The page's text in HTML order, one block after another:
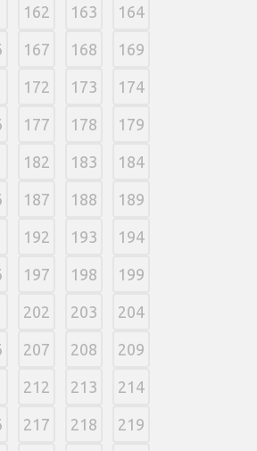
162 163 164
167 168 169
172 173 174
177 178 179
182 183 184
187 188 189
192 193 194
197 198 199
202 203 204
207 208 209
212 213 214
217 218 219